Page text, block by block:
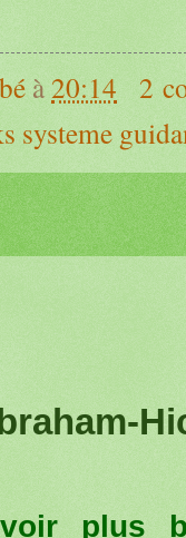
à 20:14
2
systeme
voir plus